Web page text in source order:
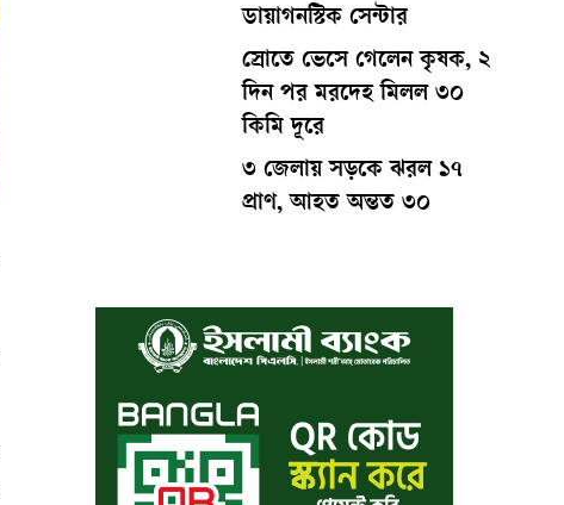
ডায়াগনস্টিক সেন্টার
স্রোতে ভেসে গেলেন কৃষক, ২
দিন পর মরদেহ মিলল ৩০
কিমি দূরে
৩ জেলায় সড়কে ঝরল ১৭
প্রাণ, আহত অন্তত ৩০